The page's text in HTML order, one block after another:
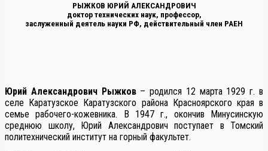
РЫЖКОВ ЮРИЙ АЛЕКСАНДРОВИЧ
доктор технических наук, профессор,
заслуженный деятель науки РФ, действительный член РАЕН
Юрий Александрович Рыжков – родился 12 марта 1929 г. в
селе Каратузское Каратузского района Красноярского края в
семье рабочего-кожевника. В 1947 г., окончив Минусинскую
среднюю школу, Юрий Александрович поступает в Томский
политехнический институт на горный факультет.